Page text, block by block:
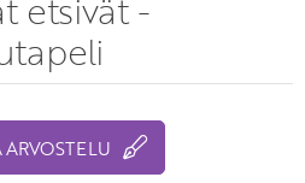
ARVOSTELU